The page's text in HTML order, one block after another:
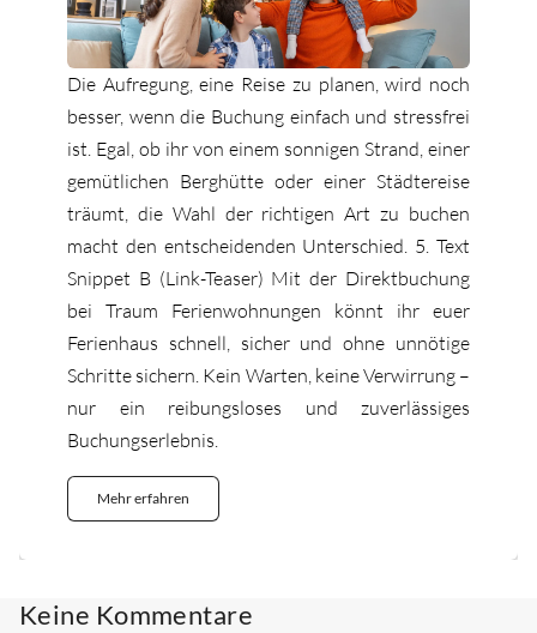
Die Aufregung, eine Reise zu planen, wird noch
besser, wenn die Buchung einfach und stressfrei
ist. Egal, ob ihr von einem sonnigen Strand, einer
gemütlichen Berghütte oder einer Städtereise
träumt, die Wahl der richtigen Art zu buchen
macht den entscheidenden Unterschied. 5. Text
Snippet B (Link-Teaser) Mit der Direktbuchung
bei Traum Ferienwohnungen könnt ihr euer
Ferienhaus schnell, sicher und ohne unnötige
Schritte sichern. Kein Warten, keine Verwirrung –
nur ein reibungsloses und zuverlässiges
Buchungserlebnis.
Mehr erfahren
Keine Kommentare